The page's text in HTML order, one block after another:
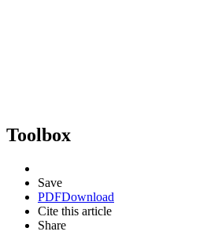
Toolbox
Save
PDFDownload
Cite this article
Share